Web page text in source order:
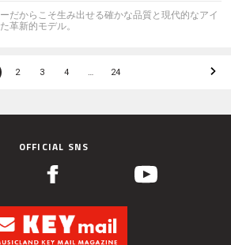
だからこそ生み出せる確かな品質と現代的なアイ
革新的モデル。
2 3 4 … 24
OFFICIAL SNS